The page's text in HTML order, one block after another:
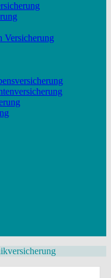
Versicherung